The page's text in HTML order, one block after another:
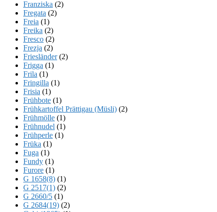
Franziska (2)
Fregata (2)
Freia (1)
Freika (2)
Fresco (2)
Frezja (2)
Friesländer(2)
Frigga (1)
Frila (1)
Fringilla (1)
Frisia (1)
Frühbote (1)
Frühkartoffel Prättigau (Müsli) (2)
Frühmölle (1)
Frühnudel (1)
Frühperle (1)
Früka (1)
Fuga (1)
Fundy (1)
Furore (1)
G 1658(8) (1)
G 2517(1) (2)
G 2660/5 (1)
G 2684(19) (2)